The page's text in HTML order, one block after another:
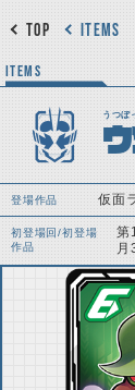
ITEMS
TOP
ITEMS
うつぼ
登場作品 仮面
初登場回/初登場
作品
第
月